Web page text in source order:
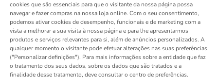
cookies que são essenciais para que o visitante da nossa página possa
navegar e fazer compras na nossa loja online. Com o seu consentimento,
podemos ativar cookies de desempenho, funcionais e de marketing com a
vista a melhorar a sua visita à nossa página e para lhe apresentarmos
produtos e serviços relevantes para si, além de anúncios personalizados. A
qualquer momento o visitante pode efetuar alterações nas suas preferências
("Personalizar definições"). Para mais informações sobre a entidade que faz
o tratamento dos seus dados, sobre os dados que são tratados e a
finalidade desse tratamento, deve consultar o centro de preferências.